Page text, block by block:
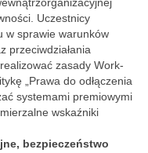
Uczestnicy
w sprawie warunków
przeciwdziałania
zasady Work-
„Prawa do odłączenia
systemami premiowymi
wskaźniki
bezpieczeństwo